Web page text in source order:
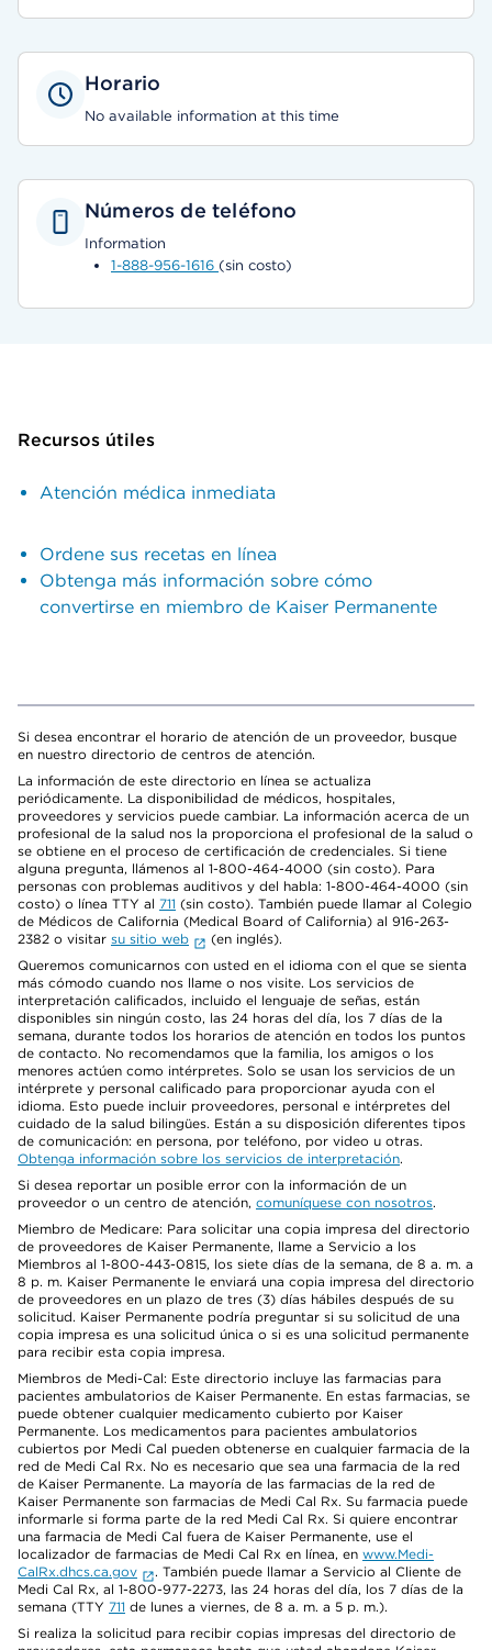
Horario
No available information at this time
Números de teléfono
Information
1-888-956-1616 (sin costo)
Recursos útiles
Atención médica inmediata
Ordene sus recetas en línea
Obtenga más información sobre cómo
convertirse en miembro de Kaiser Permanente
Si desea encontrar el horario de atención de un proveedor, busque
en nuestro directorio de centros de atención.
La información de este directorio en línea se actualiza
periódicamente. La disponibilidad de médicos, hospitales,
proveedores y servicios puede cambiar. La información acerca de un
profesional de la salud nos la proporciona el profesional de la salud o
se obtiene en el proceso de certificación de credenciales. Si tiene
alguna pregunta, llámenos al 1-800-464-4000 (sin costo). Para
personas con problemas auditivos y del habla: 1-800-464-4000 (sin
costo) o línea TTY al 711 (sin costo). También puede llamar al Colegio
de Médicos de California (Medical Board of California) al 916-263-
2382 o visitar su sitio web
(en inglés).
Queremos comunicarnos con usted en el idioma con el que se sienta
más cómodo cuando nos llame o nos visite. Los servicios de
interpretación calificados, incluido el lenguaje de señas, están
disponibles sin ningún costo, las 24 horas del día, los 7 días de la
semana, durante todos los horarios de atención en todos los puntos
de contacto. No recomendamos que la familia, los amigos o los
menores actúen como intérpretes. Solo se usan los servicios de un
intérprete y personal calificado para proporcionar ayuda con el
idioma. Esto puede incluir proveedores, personal e intérpretes del
cuidado de la salud bilingües. Están a su disposición diferentes tipos
de comunicación: en persona, por teléfono, por video u otras.
Obtenga información sobre los servicios de interpretación.
Si desea reportar un posible error con la información de un
proveedor o un centro de atención, comuníquese con nosotros.
Miembro de Medicare: Para solicitar una copia impresa del directorio
de proveedores de Kaiser Permanente, llame a Servicio a los
Miembros al 1-800-443-0815, los siete días de la semana, de 8 a. m. a
8 p. m. Kaiser Permanente le enviará una copia impresa del directorio
de proveedores en un plazo de tres (3) días hábiles después de su
solicitud. Kaiser Permanente podría preguntar si su solicitud de una
copia impresa es una solicitud única o si es una solicitud permanente
para recibir esta copia impresa.
Miembros de Medi-Cal: Este directorio incluye las farmacias para
pacientes ambulatorios de Kaiser Permanente. En estas farmacias, se
puede obtener cualquier medicamento cubierto por Kaiser
Permanente. Los medicamentos para pacientes ambulatorios
cubiertos por Medi Cal pueden obtenerse en cualquier farmacia de la
red de Medi Cal Rx. No es necesario que sea una farmacia de la red
de Kaiser Permanente. La mayoría de las farmacias de la red de
Kaiser Permanente son farmacias de Medi Cal Rx. Su farmacia puede
informarle si forma parte de la red Medi Cal Rx. Si quiere encontrar
una farmacia de Medi Cal fuera de Kaiser Permanente, use el
localizador de farmacias de Medi Cal Rx en línea, en www.Medi-
CalRx.dhcs.ca.gov
. También puede llamar a Servicio al Cliente de
Medi Cal Rx, al 1-800-977-2273, las 24 horas del día, los 7 días de la
semana (TTY 711 de lunes a viernes, de 8 a. m. a 5 p. m.).
Si realiza la solicitud para recibir copias impresas del directorio de